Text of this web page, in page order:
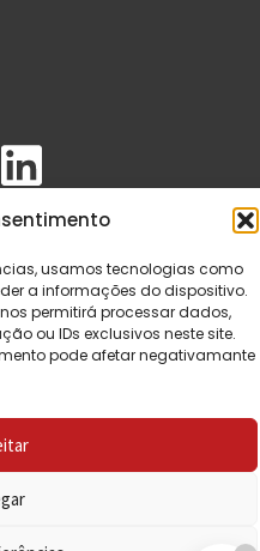
usamos tecnologias como
a informações do dispositivo.
permitirá processar dados,
ou IDs exclusivos neste site.
pode afetar negativamante
Emergência. Todos os